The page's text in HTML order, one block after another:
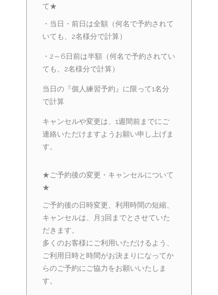
て★
・当日・前日は全額（何名で予約されて
いても、2名様分で計算）
・2～6日前は半額（何名で予約されてい
ても、2名様分で計算）
当日の『個人練習予約』に限って1名分
で計算
キャンセルや変更は、1週間前までにご
連絡いただけますようお願い申し上げま
す。
★ご予約後の変更・キャンセルについて
★
ご予約後の日時変更、利用時間の短縮、
キャンセルは、月3回までとさせていた
だきます。
多くのお客様にご利用いただけるよう、
ご利用日時と時間がお決まりになってか
らのご予約にご協力をお願いいたしま
す。